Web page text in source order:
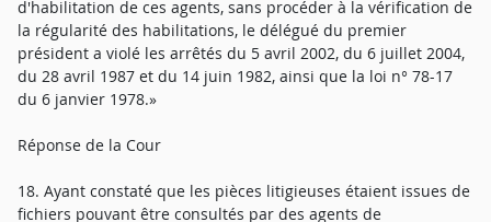
d'habilitation de ces agents, sans procéder à la vérification de
la régularité des habilitations, le délégué du premier
président a violé les arrêtés du 5 avril 2002, du 6 juillet 2004,
du 28 avril 1987 et du 14 juin 1982, ainsi que la loi n° 78-17
du 6 janvier 1978.»
Réponse de la Cour
18. Ayant constaté que les pièces litigieuses étaient issues de
fichiers pouvant être consultés par des agents de